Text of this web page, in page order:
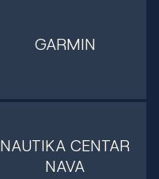
GARMIN
NAUTIKA CENTAR
NAVA